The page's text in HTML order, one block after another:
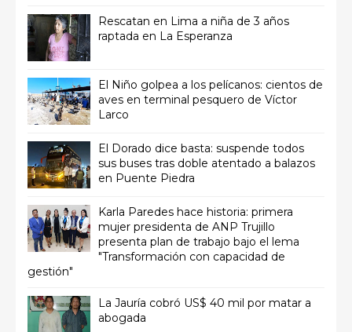
Rescatan en Lima a niña de 3 años
raptada en La Esperanza
El Niño golpea a los pelícanos: cientos de
aves en terminal pesquero de Víctor
Larco
El Dorado dice basta: suspende todos
sus buses tras doble atentado a balazos
en Puente Piedra
Karla Paredes hace historia: primera
mujer presidenta de ANP Trujillo
presenta plan de trabajo bajo el lema
"Transformación con capacidad de
gestión"
La Jauría cobró US$ 40 mil por matar a
abogada